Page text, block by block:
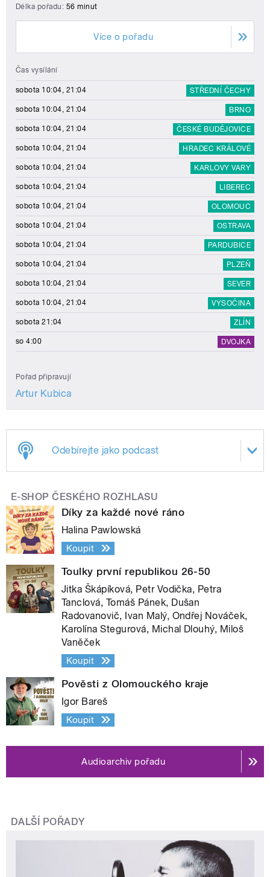
Délka pořadu: 56 minut
Více o pořadu
Čas vysílání
sobota 10:04, 21:04 STŘEDNÍ ČECHY
sobota 10:04, 21:04 BRNO
sobota 10:04, 21:04 ČESKÉ BUDĚJOVICE
sobota 10:04, 21:04 HRADEC KRÁLOVÉ
sobota 10:04, 21:04 KARLOVY VARY
sobota 10:04, 21:04 LIBEREC
sobota 10:04, 21:04 OLOMOUC
sobota 10:04, 21:04 OSTRAVA
sobota 10:04, 21:04 PARDUBICE
sobota 10:04, 21:04 PLZEŇ
sobota 10:04, 21:04 SEVER
sobota 10:04, 21:04 VYSOČINA
sobota 21:04 ZLÍN
so 4:00 DVOJKA
Pořad připravují
Artur Kubica
Odebírejte jako podcast
E-SHOP ČESKÉHO ROZHLASU
Díky za každé nové ráno
Halina Pawlowská
Koupit
Toulky první republikou 26-50
Jitka Škápíková, Petr Vodička, Petra
Tanclová, Tomáš Pánek, Dušan
Radovanovič, Ivan Malý, Ondřej Nováček,
Karolína Stegurová, Michal Dlouhý, Miloš
Vaněček
Koupit
Pověsti z Olomouckého kraje
Igor Bareš
Koupit
Audioarchiv pořadu
DALŠÍ POŘADY